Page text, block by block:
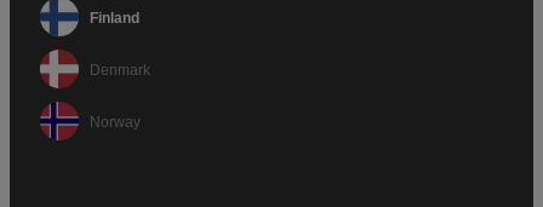
Finland
Denmark
Norway